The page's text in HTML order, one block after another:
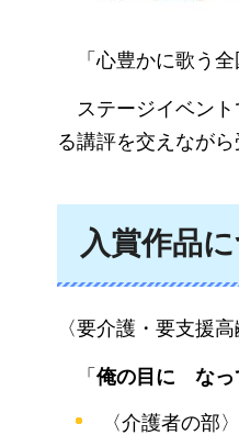
「心豊かに歌う全
ステージイベン
る講評を交えなが
入賞作品
〈要介護・要支援
「 俺の目に なっ
〈介護者の部